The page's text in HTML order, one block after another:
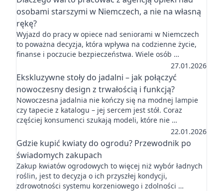
osobami starszymi w Niemczech, a nie na własną
rękę?
Wyjazd do pracy w opiece nad seniorami w Niemczech
to poważna decyzja, która wpływa na codzienne życie,
finanse i poczucie bezpieczeństwa. Wiele osób …
27.01.2026
Ekskluzywne stoły do jadalni – jak połączyć
nowoczesny design z trwałością i funkcją?
Nowoczesna jadalnia nie kończy się na modnej lampie
czy tapecie z katalogu – jej sercem jest stół. Coraz
częściej konsumenci szukają modeli, które nie …
22.01.2026
Gdzie kupić kwiaty do ogrodu? Przewodnik po
świadomych zakupach
Zakup kwiatów ogrodowych to więcej niż wybór ładnych
roślin, jest to decyzja o ich przyszłej kondycji,
zdrowotności systemu korzeniowego i zdolności …